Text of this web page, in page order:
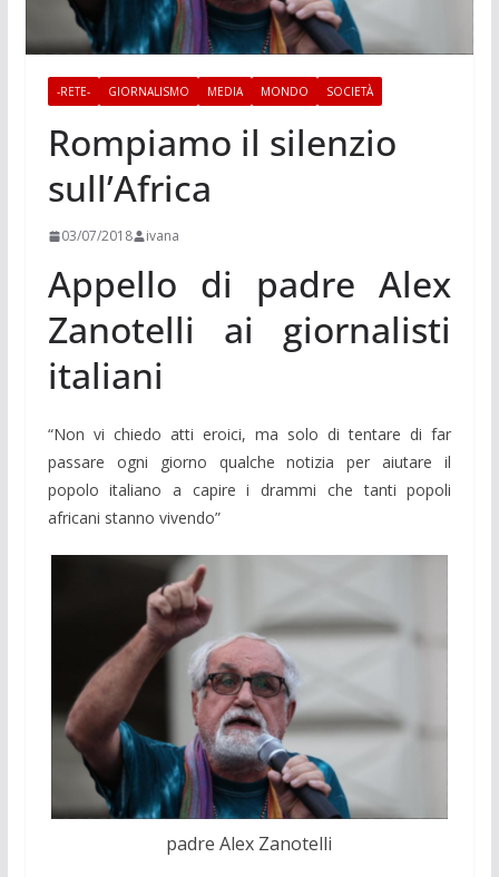
-RETE- GIORNALISMO MEDIA MONDO SOCIETÀ
Rompiamo il silenzio
sull’Africa
03/07/2018 ivana
Appello di padre Alex
Zanotelli ai giornalisti
italiani
“Non vi chiedo atti eroici, ma solo di tentare di far
passare ogni giorno qualche notizia per aiutare il
popolo italiano a capire i drammi che tanti popoli
africani stanno vivendo”
padre Alex Zanotelli